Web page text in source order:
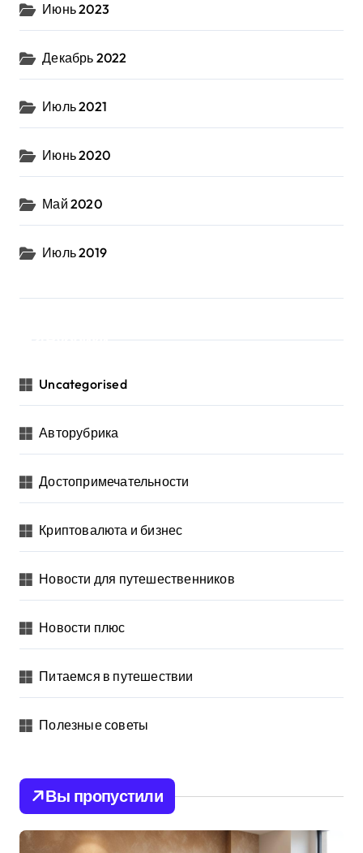
Июнь 2023
Декабрь 2022
Июль 2021
Июнь 2020
Май 2020
Июль 2019
Uncategorised
Авторубрика
Достопримечательности
Криптовалюта и бизнес
Новости для путешественников
Новости плюс
Питаемся в путешествии
Полезные советы
Вы пропустили